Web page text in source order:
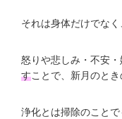
それは身体だけでな
怒りや悲しみ・不安
すことで、新月のとき
浄化とは掃除のことで